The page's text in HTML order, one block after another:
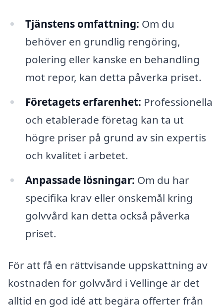
Tjänstens omfattning: Om du
behöver en grundlig rengöring,
polering eller kanske en behandling
mot repor, kan detta påverka priset.
Företagets erfarenhet: Professionella
och etablerade företag kan ta ut
högre priser på grund av sin expertis
och kvalitet i arbetet.
Anpassade lösningar: Om du har
specifika krav eller önskemål kring
golvvård kan detta också påverka
priset.
För att få en rättvisande uppskattning av
kostnaden för golvvård i Vellinge är det
alltid en god idé att begära offerter från